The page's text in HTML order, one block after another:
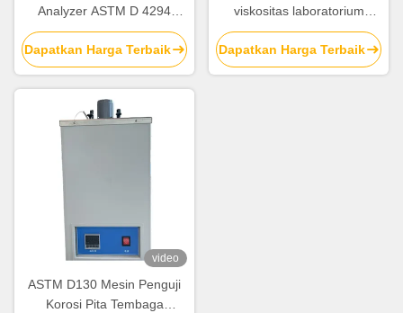
Analyzer ASTM D 4294
Peralatan pengujian minyak
Dapatkan Harga Terbaik
viskositas laboratorium
ASTM D445 2
Dapatkan Harga Terbaik
video
ASTM D130 Mesin Penguji
Korosi Pita Tembaga